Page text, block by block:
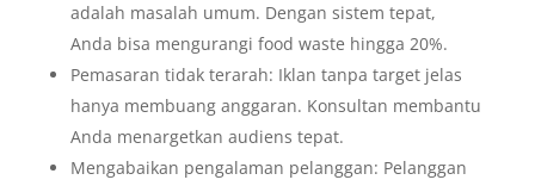
adalah masalah umum. Dengan sistem tepat,
Anda bisa mengurangi food waste hingga 20%.
Pemasaran tidak terarah: Iklan tanpa target jelas
hanya membuang anggaran. Konsultan membantu
Anda menargetkan audiens tepat.
Mengabaikan pengalaman pelanggan: Pelanggan